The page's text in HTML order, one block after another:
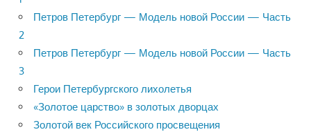
Петров Петербург — Модель новой России — Часть
2
Петров Петербург — Модель новой России — Часть
3
Герои Петербургского лихолетья
«Золотое царство» в золотых дворцах
Золотой век Российского просвещения